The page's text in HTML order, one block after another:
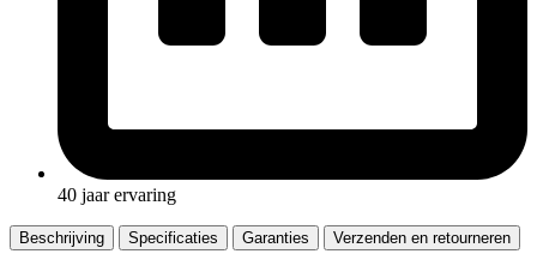
40 jaar ervaring
Beschrijving Specificaties Garanties Verzenden en retourneren